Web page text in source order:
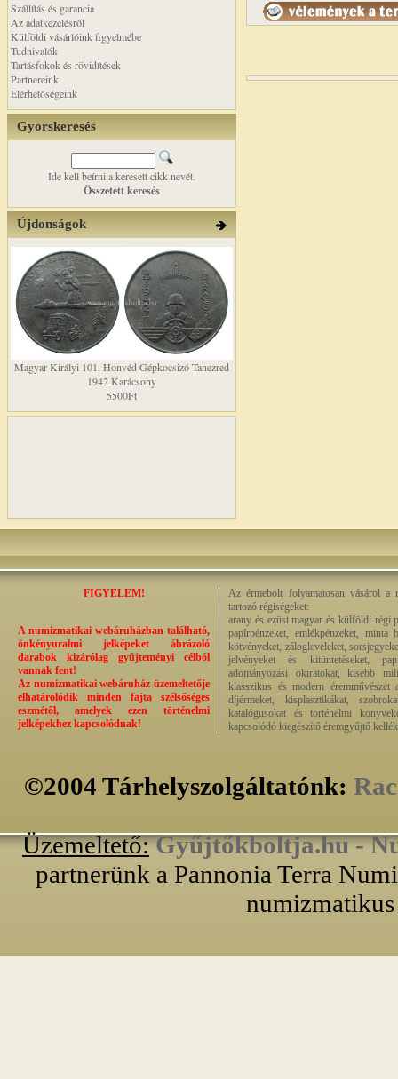
Szállítás és garancia
Az adatkezelésről
Külföldi vásárlóink figyelmébe
Tudnivalók
Tartásfokok és rövidítések
Partnereink
Elérhetőségeink
Gyorskeresés
Ide kell beírni a keresett cikk nevét.
Összetett keresés
Újdonságok
Magyar Királyi 101. Honvéd Gépkocsizó Tanezred
1942 Karácsony
5500Ft
FIGYELEM!
A numizmatikai webáruházban található,
önkényuralmi jelképeket ábrázoló
darabok kizárólag gyűjteményi célból
vannak fent!
Az numizmatikai webáruház üzemeltetője
elhatárolódik minden fajta szélsőséges
eszmétől, amelyek ezen történelmi
jelképekhez kapcsolódnak!
Az érmebolt folyamatosan vásárol a
tartozó régiségeket:
arany és ezüst magyar és külföldi régi
papírpénzeket, emlékpénzeket, minta
kötvényeket, zálogleveleket,
jelvényeket és kitüntetéseket,
adományozási okiratokat, kisebb
klasszikus és modern éremművészet
díjérmeket, kisplasztikákat,
katalógusokat és történelmi
kapcsolódó kiegészítő éremgyűjtő
©2004 Tárhelyszolgáltatónk:
Üzemeltető: Gyűjtőkboltja.hu -
partnerünk a Pannonia Terra
numizmatikus